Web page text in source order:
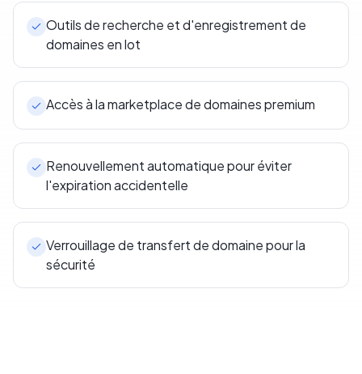
Outils de recherche et d'enregistrement de
domaines en lot
Accès à la marketplace de domaines premium
Renouvellement automatique pour éviter
l'expiration accidentelle
Verrouillage de transfert de domaine pour la
sécurité